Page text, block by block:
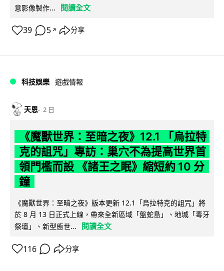
意影像製作...
閱讀全文
39 5 ↗ 分享
科技娛樂 遊戲情報
天恩 2 日
《魔獸世界：至暗之夜》12.1 「烏拉特
克的詛咒」專訪：巢穴不為提高世界首
領門檻而設 《諸王之眠》縮短約 10 分
鐘
《魔獸世界：至暗之夜》版本更新 12.1「烏拉特克的詛咒」將
於 8 月 13 日正式上線，帶來全新區域「盤蛇島」、地城「毒牙
祭壇」、新型態世...
閱讀全文
116 分享